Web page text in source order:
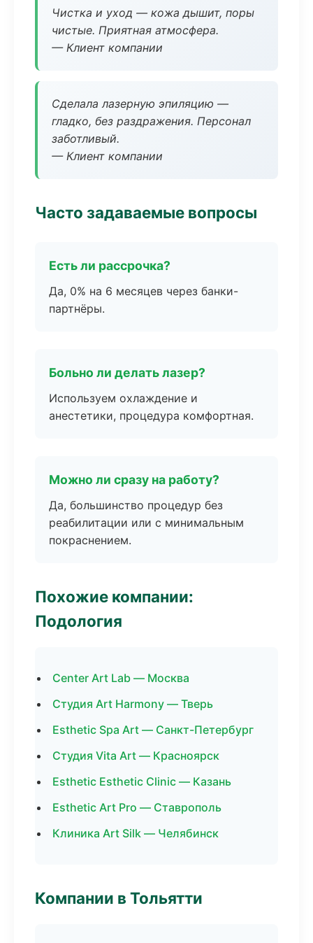
Чистка и уход — кожа дышит, поры
чистые. Приятная атмосфера.
— Клиент компании
Сделала лазерную эпиляцию —
гладко, без раздражения. Персонал
заботливый.
— Клиент компании
Часто задаваемые вопросы
Есть ли рассрочка?
Да, 0% на 6 месяцев через банки-
партнёры.
Больно ли делать лазер?
Используем охлаждение и
анестетики, процедура комфортная.
Можно ли сразу на работу?
Да, большинство процедур без
реабилитации или с минимальным
покраснением.
Похожие компании:
Подология
Center Art Lab — Москва
Студия Art Harmony — Тверь
Esthetic Spa Art — Санкт-Петербург
Студия Vita Art — Красноярск
Esthetic Esthetic Clinic — Казань
Esthetic Art Pro — Ставрополь
Клиника Art Silk — Челябинск
Компании в Тольятти